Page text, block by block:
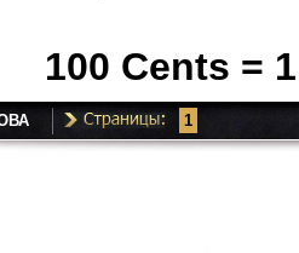
100 Cents =
1